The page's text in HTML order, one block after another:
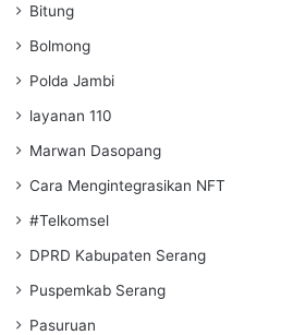
Bitung
Bolmong
Polda Jambi
layanan 110
Marwan Dasopang
Cara Mengintegrasikan NFT
#Telkomsel
DPRD Kabupaten Serang
Puspemkab Serang
Pasuruan